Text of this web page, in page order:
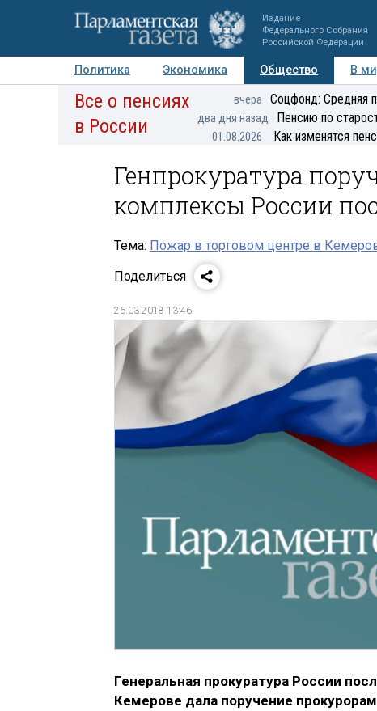
Издание
Федерального Собрания
Российской Федерации
Политика Экономика Общество В
Авторы Персоны Мнения Регионы
Все о пенсиях
в России
вчера Соцфонд: Средняя
два дня назад Пенсию по
01.08.2026 Как изменятся
Генпрокуратура
комплексы России
Тема: Пожар в торговом центре в
Поделиться
26.03.2018 13:46
Генеральная прокуратура России
Кемерове дала поручение